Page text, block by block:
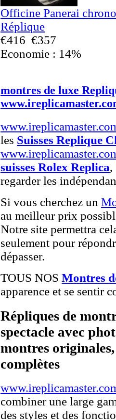
Officine Panerai
Réplique
€416 €357
Economie : 14%
montres de luxe
les Suisses Replique
suisses Rolex Replica,
regarder les
Si vous cherchez un
au meilleur prix
Notre site permettra
seulement pour
dépasser.
TOUS NOS Montres
apparence et se sentir
Répliques de
spectacle avec
montres
complètes
combiner une large
des styles et des